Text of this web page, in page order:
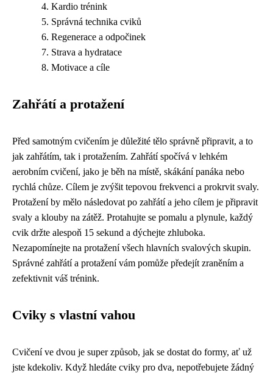
Kardio trénink
Správná technika cviků
Regenerace a odpočinek
Strava a hydratace
Motivace a cíle
Zahřátí a protažení
Před samotným cvičením je důležité tělo správně připravit, a to
jak zahřátím, tak i protažením. Zahřátí spočívá v lehkém
aerobním cvičení, jako je běh na místě, skákání panáka nebo
rychlá chůze. Cílem je zvýšit tepovou frekvenci a prokrvit svaly.
Protažení by mělo následovat po zahřátí a jeho cílem je připravit
svaly a klouby na zátěž. Protahujte se pomalu a plynule, každý
cvik držte alespoň 15 sekund a dýchejte zhluboka.
Nezapomínejte na protažení všech hlavních svalových skupin.
Správné zahřátí a protažení vám pomůže předejít zraněním a
zefektivnit váš trénink.
Cviky s vlastní vahou
Cvičení ve dvou je super způsob, jak se dostat do formy, ať už
jste kdekoliv. Když hledáte cviky pro dva, nepotřebujete žádný